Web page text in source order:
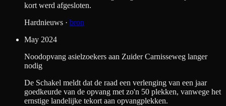
kort werd afgesloten.
Hardnieuws · bron
May 2024
Noodopvang asielzoekers aan Zuider Carnisseweg langer
nodig
De Schakel meldt dat de raad een verlenging van een jaar
goedkeurde van de opvang met zo'n 50 plekken, vanwege het
ernstige landelijke tekort aan opvangplekken.